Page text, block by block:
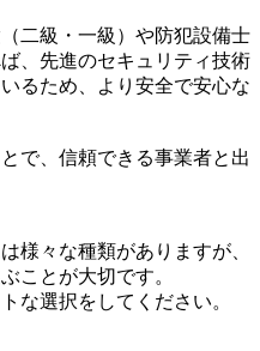
二級・一級）や防犯設備士
、先進のセキュリティ技術
るため、より安全で安心な
で、信頼できる事業者と出
様々な種類がありますが、
ことが大切です。
な選択をしてください。